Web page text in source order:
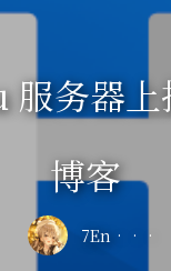
务器
博客
7En